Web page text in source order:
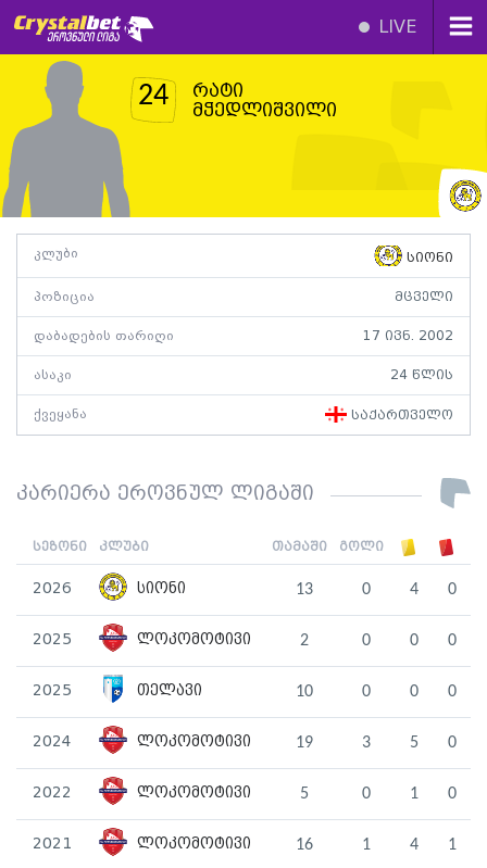
LIVE
24
რატი
მჭედლიშვილი
კლუბი სიონი
პოზიცია მცველი
დაბადების თარიღი 17 ივნ. 2002
ასაკი 24 წლის
ქვეყანა საქართველო
კარიერა ეროვნულ ლიგაში
სეზონი კლუბი თამაში გოლი
2026 სიონი 13 0 4 0
2025 ლოკომოტივი 2 0 0 0
2025 თელავი 10 0 0 0
2024 ლოკომოტივი 19 3 5 0
2022 ლოკომოტივი 5 0 1 0
2021 ლოკომოტივი 16 1 4 1